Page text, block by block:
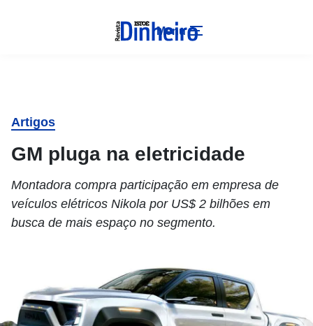
Menu
Artigos
GM pluga na eletricidade
Montadora compra participação em empresa de
veículos elétricos Nikola por US$ 2 bilhões em
busca de mais espaço no segmento.